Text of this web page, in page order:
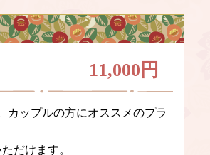
11,000円
カップルの方にオススメのプラ
だけます。